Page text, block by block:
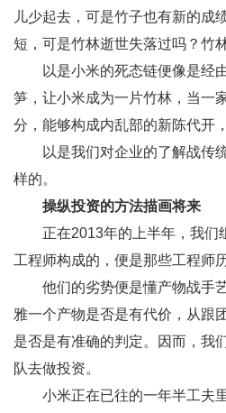
儿少起去，可是竹子也有新的成
短，可是竹林逝世失落过吗？竹
以是小米的死态链便像是经
笋，让小米成为一片竹林，当一
分，能够构成内乱部的新陈代开
以是我们对企业的了解战传
样的。
操纵投资的方法描画将来
正在2013年的上半年，我们
工程师构成的，便是那些工程师
他们的劣势便是懂产物战手
雅一个产物是否是有代价，从跟
是否是有准确的判定。因而，我
队去做投资。
小米正在已往的一年半工夫